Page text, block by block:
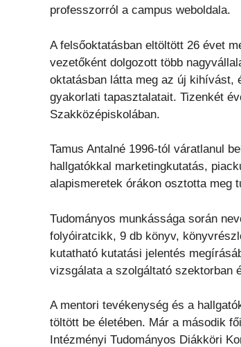
professzorról a campus weboldala.
A felsőoktatásban eltöltött 26 évet
vezetőként dolgozott több
oktatásban látta meg az új kihívást,
gyakorlati tapasztalatait. Tizenkét
Szakközépiskolában.
Tamus Antalné 1996-tól váratlanul
hallgatókkal marketingkutatás,
alapismeretek órákon osztotta meg
Tudományos munkássága során
folyóiratcikk, 9 db könyv,
kutatható kutatási jelentés
vizsgálata a szolgáltató szektorban
A mentori tevékenység és a
töltött be életében. Már a második
Intézményi Tudományos Diákköri